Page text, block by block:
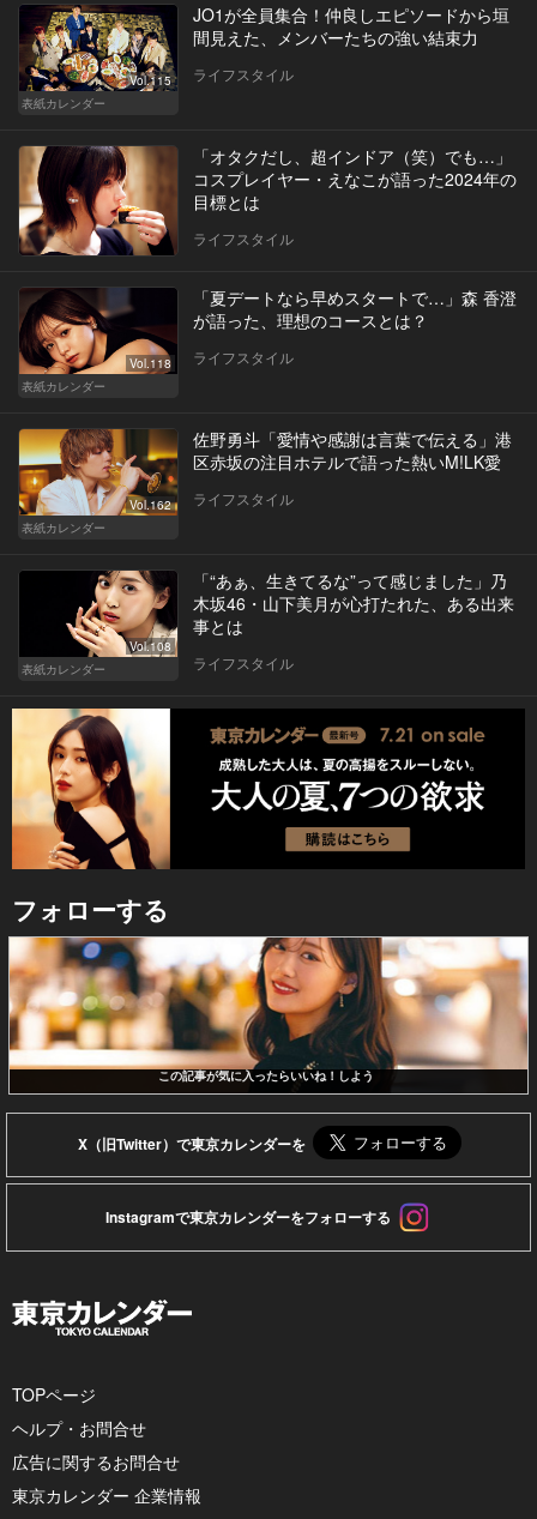
Vol.115
表紙カレンダー
JO1が全員集合！仲良しエピソードから垣
間見えた、メンバーたちの強い結束力
ライフスタイル
「オタクだし、超インドア（笑）でも…」
コスプレイヤー・えなこが語った2024年の
目標とは
ライフスタイル
Vol.118
表紙カレンダー
「夏デートなら早めスタートで…」森 香澄
が語った、理想のコースとは？
ライフスタイル
Vol.162
表紙カレンダー
佐野勇斗「愛情や感謝は言葉で伝える」港
区赤坂の注目ホテルで語った熱いM!LK愛
ライフスタイル
Vol.108
表紙カレンダー
「“あぁ、生きてるな”って感じました」乃
木坂46・山下美月が心打たれた、ある出来
事とは
ライフスタイル
フォローする
この記事が気に入ったらいいね！しよう
X（旧Twitter）で東京カレンダーを
Instagramで東京カレンダーをフォローする
TOPページ
ヘルプ・お問合せ
広告に関するお問合せ
東京カレンダー 企業情報